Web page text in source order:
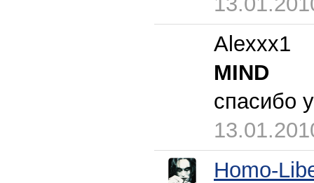
Alexxx1
MIND
спасибо
Homo-